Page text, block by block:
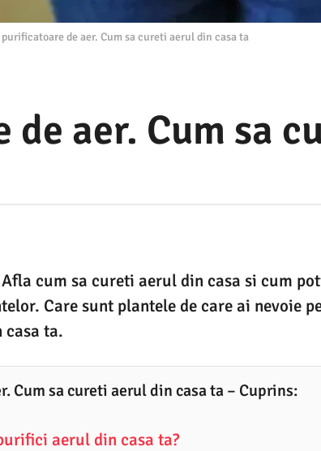
de aer. Cum sa cureti aerul din casa ta
aer. Cum sa
cum sa cureti aerul din casa si cum
Care sunt plantele de care ai nevoie
ta.
Cum sa cureti aerul din casa ta – Cuprins:
aerul din casa ta?